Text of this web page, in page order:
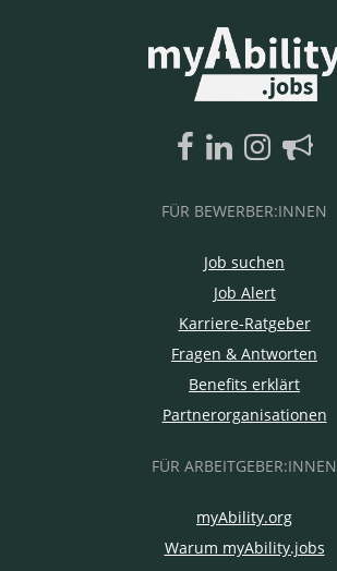
FÜR BEWERBER:INNEN
Job suchen
Job Alert
Karriere-Ratgeber
Fragen & Antworten
Benefits erklärt
Partnerorganisationen
FÜR ARBEITGEBER:INNEN
myAbility.org
Warum myAbility.jobs